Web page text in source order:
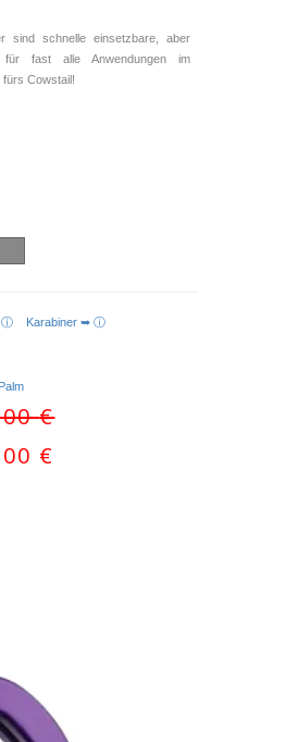
sind schnelle einsetzbare, aber
für fast alle Anwendungen im
Cowstail!
ⓘ Karabiner ➥ ⓘ
Palm
€
€